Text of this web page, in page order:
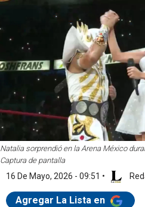
Natalia sorprendió en la Arena México
Captura de pantalla
16 De Mayo, 2026 - 09:51 •
Agregar La Lista en